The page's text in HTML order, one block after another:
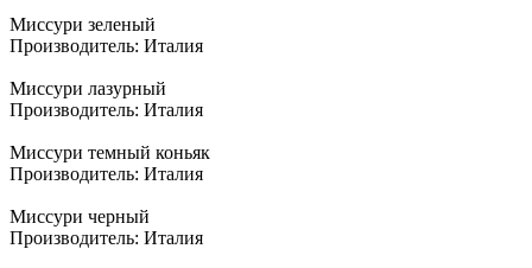
Миссури зеленый
Производитель: Италия
Миссури лазурный
Производитель: Италия
Миссури темный коньяк
Производитель: Италия
Миссури черный
Производитель: Италия